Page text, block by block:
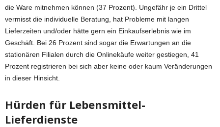
die Ware mitnehmen können (37 Prozent). Ungefähr je ein Drittel
vermisst die individuelle Beratung, hat Probleme mit langen
Lieferzeiten und/oder hätte gern ein Einkaufserlebnis wie im
Geschäft. Bei 26 Prozent sind sogar die Erwartungen an die
stationären Filialen durch die Onlinekäufe weiter gestiegen, 41
Prozent registrieren bei sich aber keine oder kaum Veränderungen
in dieser Hinsicht.
Hürden für Lebensmittel-
Lieferdienste